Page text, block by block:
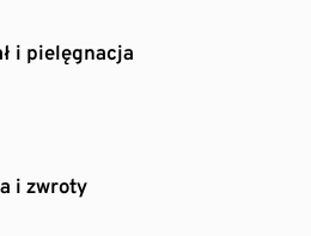
i pielęgnacja
i zwroty